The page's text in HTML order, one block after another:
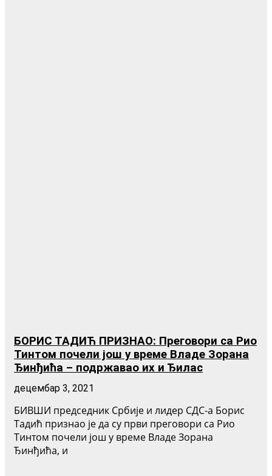
БОРИС ТАДИЋ ПРИЗНАО: Преговори са Рио
Тинтом почели још у време Владе Зорана
Ђинђића – подржавао их и Ђилас
децембар 3, 2021
БИВШИ председник Србије и лидер СДС-а Борис
Тадић признао је да су први преговори са Рио
Тинтом почели још у време Владе Зорана
Ђинђића, и